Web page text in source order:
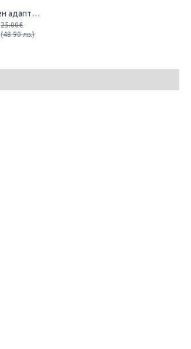
Универсален адаптер - прободен трион за винтоверт и бормашина към зеге
25.00€
(48.90 лв.)